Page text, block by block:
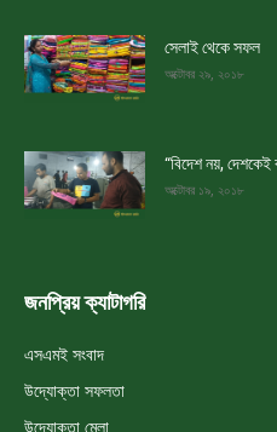
সেলাই থেকে সফল
অক্টোবর ২৯, ২০১৮
“বিদেশ নয়,
অক্টোবর ১৯, ২০১৮
জনপ্রিয় ক্যাটাগরি
এসএমই সংবাদ
উদ্যোক্তা সফলতা
উদ্যোক্তা মেলা